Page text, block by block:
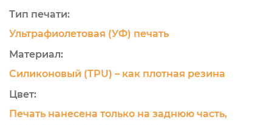
Тип печати:
Ультрафиолетовая (УФ) печать
Материал:
Силиконовый (TPU) – как плотная резина
Цвет:
Печать нанесена только на заднюю часть,